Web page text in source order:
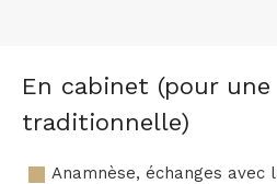
En cabinet (pour une
traditionnelle)
Anamnèse, échanges avec